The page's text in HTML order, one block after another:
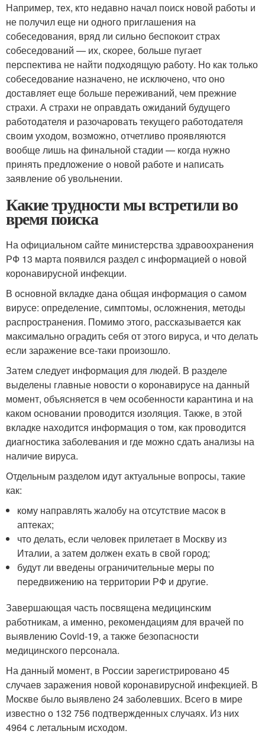
Например, тех, кто недавно начал поиск новой работы и
не получил еще ни одного приглашения на
собеседования, вряд ли сильно беспокоит страх
собеседований — их, скорее, больше пугает
перспектива не найти подходящую работу. Но как только
собеседование назначено, не исключено, что оно
доставляет еще больше переживаний, чем прежние
страхи. А страхи не оправдать ожиданий будущего
работодателя и разочаровать текущего работодателя
своим уходом, возможно, отчетливо проявляются
вообще лишь на финальной стадии — когда нужно
принять предложение о новой работе и написать
заявление об увольнении.
Какие трудности мы встретили во
время поиска
На официальном сайте министерства здравоохранения
РФ 13 марта появился раздел с информацией о новой
коронавирусной инфекции.
В основной вкладке дана общая информация о самом
вирусе: определение, симптомы, осложнения, методы
распространения. Помимо этого, рассказывается как
максимально оградить себя от этого вируса, и что делать
если заражение все-таки произошло.
Затем следует информация для людей. В разделе
выделены главные новости о коронавирусе на данный
момент, объясняется в чем особенности карантина и на
каком основании проводится изоляция. Также, в этой
вкладке находится информация о том, как проводится
диагностика заболевания и где можно сдать анализы на
наличие вируса.
Отдельным разделом идут актуальные вопросы, такие
как:
кому направлять жалобу на отсутствие масок в
аптеках;
что делать, если человек прилетает в Москву из
Италии, а затем должен ехать в свой город;
будут ли введены ограничительные меры по
передвижению на территории РФ и другие.
Завершающая часть посвящена медицинским
работникам, а именно, рекомендациям для врачей по
выявлению Covid-19, а также безопасности
медицинского персонала.
На данный момент, в России зарегистрировано 45
случаев заражения новой коронавирусной инфекцией. В
Москве было выявлено 24 заболевших. Всего в мире
известно о 132 756 подтвержденных случаях. Из них
4964 с летальным исходом.